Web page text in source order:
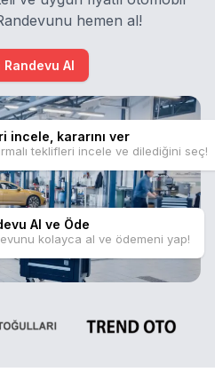
hemen al!
Randevu Al
incele, kararını ver
teklifleri incele ve dilediğini seç!
Al ve Öde
kolayca al ve ödemeni yap!